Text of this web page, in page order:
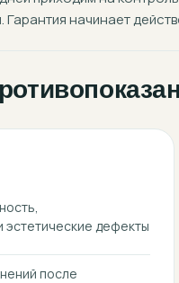
начинает
эстетические дефекты
после